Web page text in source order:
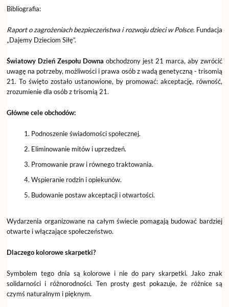
Bibliografia:
Raport o zagrożeniach bezpieczeństwa i rozwoju dzieci w Polsce. Fundacja
„Dajemy Dzieciom Siłę”.
Światowy Dzień Zespołu Downa obchodzony jest 21 marca, aby zwrócić
uwagę na potrzeby, możliwości i prawa osób z wadą genetyczną - trisomią
21. To święto zostało ustanowione, by promować: akceptację, równość,
zrozumienie dla osób z trisomią 21.
Główne cele obchodów:
Podnoszenie świadomości społecznej.
Eliminowanie mitów i uprzedzeń.
Promowanie praw i równego traktowania.
Wspieranie rodzin i opiekunów.
Budowanie postaw akceptacji i otwartości.
Wydarzenia organizowane na całym świecie pomagają budować bardziej
otwarte i włączające społeczeństwo.
Dlaczego kolorowe skarpetki?
Symbolem tego dnia są kolorowe i nie do pary skarpetki. Jako znak
solidarności i różnorodności. Ten prosty gest pokazuje, że różnice są
czymś naturalnym i pięknym.